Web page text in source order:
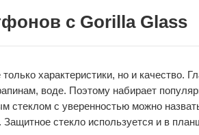
с Gorilla Glass
характеристики, но и качество.
воде. Поэтому набирает
с уверенностью можно
стекло используется и в